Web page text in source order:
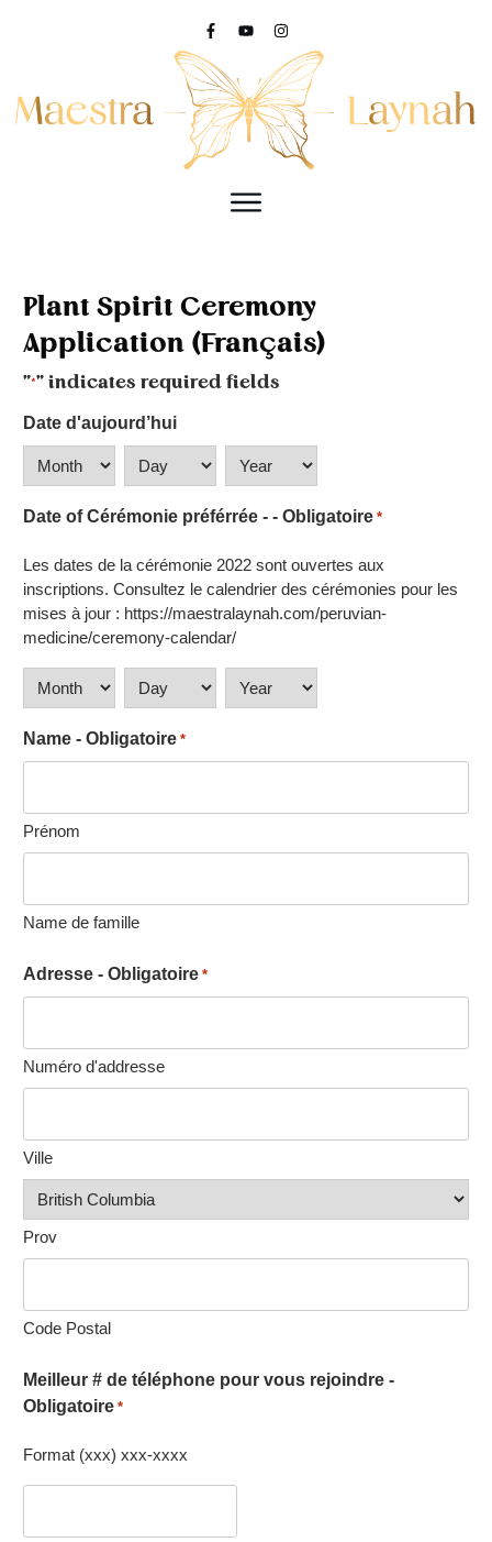
Plant Spirit Ceremony
Application (Français)
"*" indicates required fields
Date d'aujourd’hui
Date of Cérémonie préférrée - - Obligatoire *
Les dates de la cérémonie 2022 sont ouvertes aux
inscriptions. Consultez le calendrier des cérémonies pour les
mises à jour : https://maestralaynah.com/peruvian-
medicine/ceremony-calendar/
Name - Obligatoire *
Prénom
Name de famille
Adresse - Obligatoire *
Numéro d'addresse
Ville
Prov
Code Postal
Meilleur # de téléphone pour vous rejoindre -
Obligatoire *
Format (xxx) xxx-xxxx